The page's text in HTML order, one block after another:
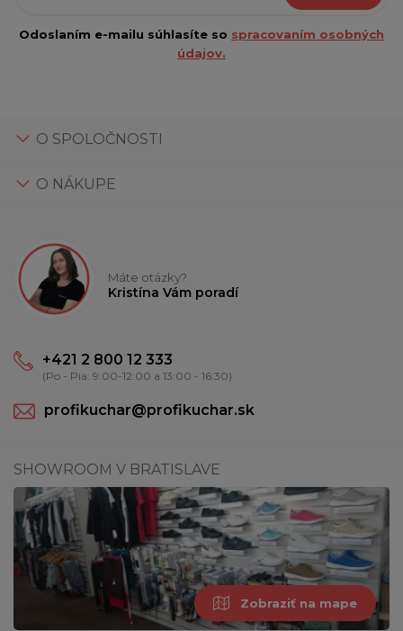
Odoslaním e-mailu súhlasíte so spracovaním osobných
údajov.
O SPOLOČNOSTI
O NÁKUPE
Máte otázky?
Kristína Vám poradí
+421 2 800 12 333
(Po - Pia: 9:00-12:00 a 13:00 - 16:30)
profikuchar@profikuchar.sk
SHOWROOM V BRATISLAVE
Zobraziť na mape